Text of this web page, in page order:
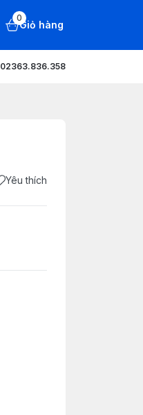
0
Giỏ hàng
02363.836.358
Yêu thích